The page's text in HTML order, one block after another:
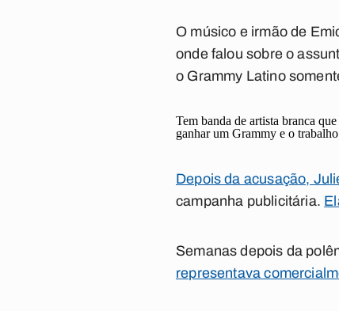
O músico e irmão de
onde falou sobre o
o Grammy Latino
Tem banda de artista branca
ganhar um Grammy e o
Depois da acusação,
campanha publicitária.
Semanas depois da
representava